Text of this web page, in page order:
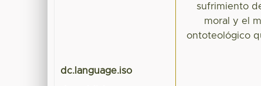
sufrimiento
moral y el
ontoteológico
dc.language.iso